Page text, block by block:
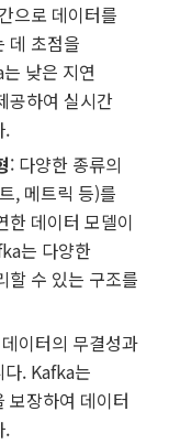
으로 데이터를
데 초점을
낮은 지연
공하여 실시간
.
: 다양한 종류의
, 메트릭 등)를
한 데이터 모델이
는 다양한
할 수 있는 구조를
이터의 무결성과
. Kafka는
보장하여 데이터
.